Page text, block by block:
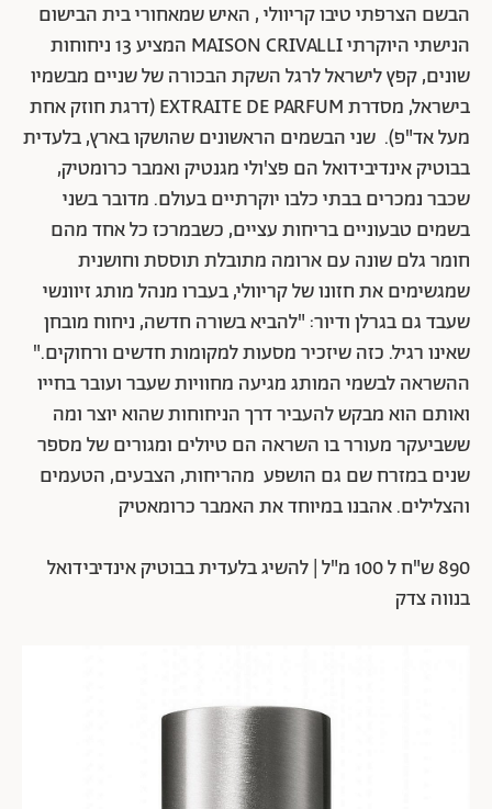
הבשם הצרפתי טיבו קריוולי , האיש שמאחורי בית הבישום
הנישתי היוקרתי MAISON CRIVALLI המציע 13 ניחוחות
שונים, קפץ לישראל לרגל השקת הבכורה של שניים מבשמיו
בישראל, מסדרת EXTRAITE DE PARFUM (דרגת חוזק אחת
מעל אד"פ). שני הבשמים הראשונים שהושקו בארץ, בלעדית
בבוטיק אינדיבידואל הם פצ'ולי מגנטיק ואמבר כרומטיק,
שכבר נמכרים בבתי כלבו יוקרתיים בעולם. מדובר בשני
בשמים טבעוניים בריחות עציים, כשבמרכז כל אחד מהם
חומר גלם שונה עם ארומה מתובלת תוססת וחושנית
שמגשימים את חזונו של קריוולי, בעברו מנהל מותג זיוונשי
שעבד גם בגרלן ודיור: "להביא בשורה חדשה, ניחוח מובחן
שאינו רגיל. כזה שיזכיר מסעות למקומות חדשים ורחוקים."
ההשראה לבשמי המותג מגיעה מחוויות שעבר ועובר בחייו
ואותם הוא מבקש להעביר דרך הניחוחות שהוא יוצר ומה
ששביעקר מעורר בו השראה הם טיולים ומגורים של מספר
שנים במזרח שם גם הושפע מהריחות, הצבעים, הטעמים
והצלילים. אהבנו במיוחד את האמבר כרומאטיק
890 ש"ח ל 100 מ"ל | להשיג בלעדית בבוטיק אינדיבידואל
בנווה צדק